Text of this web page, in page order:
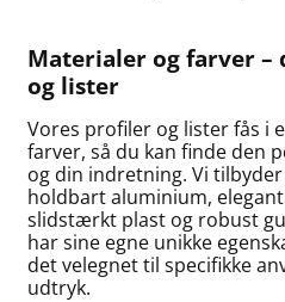
Materialer og farver
og lister
Vores profiler og lister fås i
farver, så du kan finde den
og din indretning. Vi
holdbart aluminium,
slidstærkt plast og robust
har sine egne unikke
det velegnet til specifikke
udtryk.